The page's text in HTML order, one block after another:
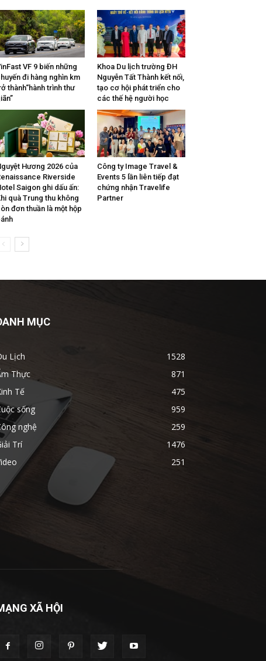
VF 9 biến những
đi hàng nghìn km
thành“hành trình thư
Khoa Du lịch trường ĐH
Nguyễn Tất Thành kết nối,
tạo cơ hội phát triển cho
các thế hệ người học
Hương 2026 của
Riverside
Saigon ghi dấu ấn:
quà Trung thu không
đơn thuần là một hộp
Công ty Image Travel &
Events 5 lần liên tiếp đạt
chứng nhận Travelife
Partner
MỤC
Lịch
1528
Thực
871
Tế
475
sống
959
nghệ
259
Trí
1476
251
XÃ HỘI